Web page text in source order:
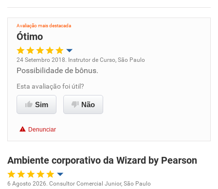
Avaliação mais destacada
Ótimo
Oportunidade de promoção
Ambiente de trabalho
Benefícios
Recomenda esta empresa
Recomenda a diretoria
24 Setembro 2018. Instrutor de Curso, São Paulo
Possibilidade de bônus.
Esta avaliação foi útil?
Sim Não
Denunciar
Ambiente corporativo da Wizard by Pearson
6 Agosto 2026. Consultor Comercial Junior, São Paulo